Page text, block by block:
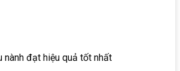
nành đạt hiệu quả tốt nhất